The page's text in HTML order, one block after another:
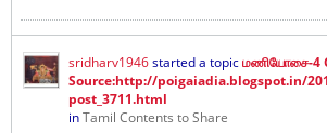
sridharv1946started a topicமணியோசை-4
Source:http://poigaiadia.blogspot.in/
post_3711.html
inTamil Contents to Share